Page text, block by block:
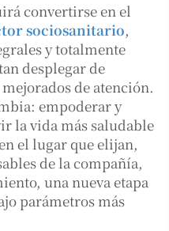
convertirse en el
sociosanitario,
y totalmente
desplegar de
de atención.
empoderar y
la vida más saludable
el lugar que elijan,
de la compañía,
una nueva etapa
parámetros más